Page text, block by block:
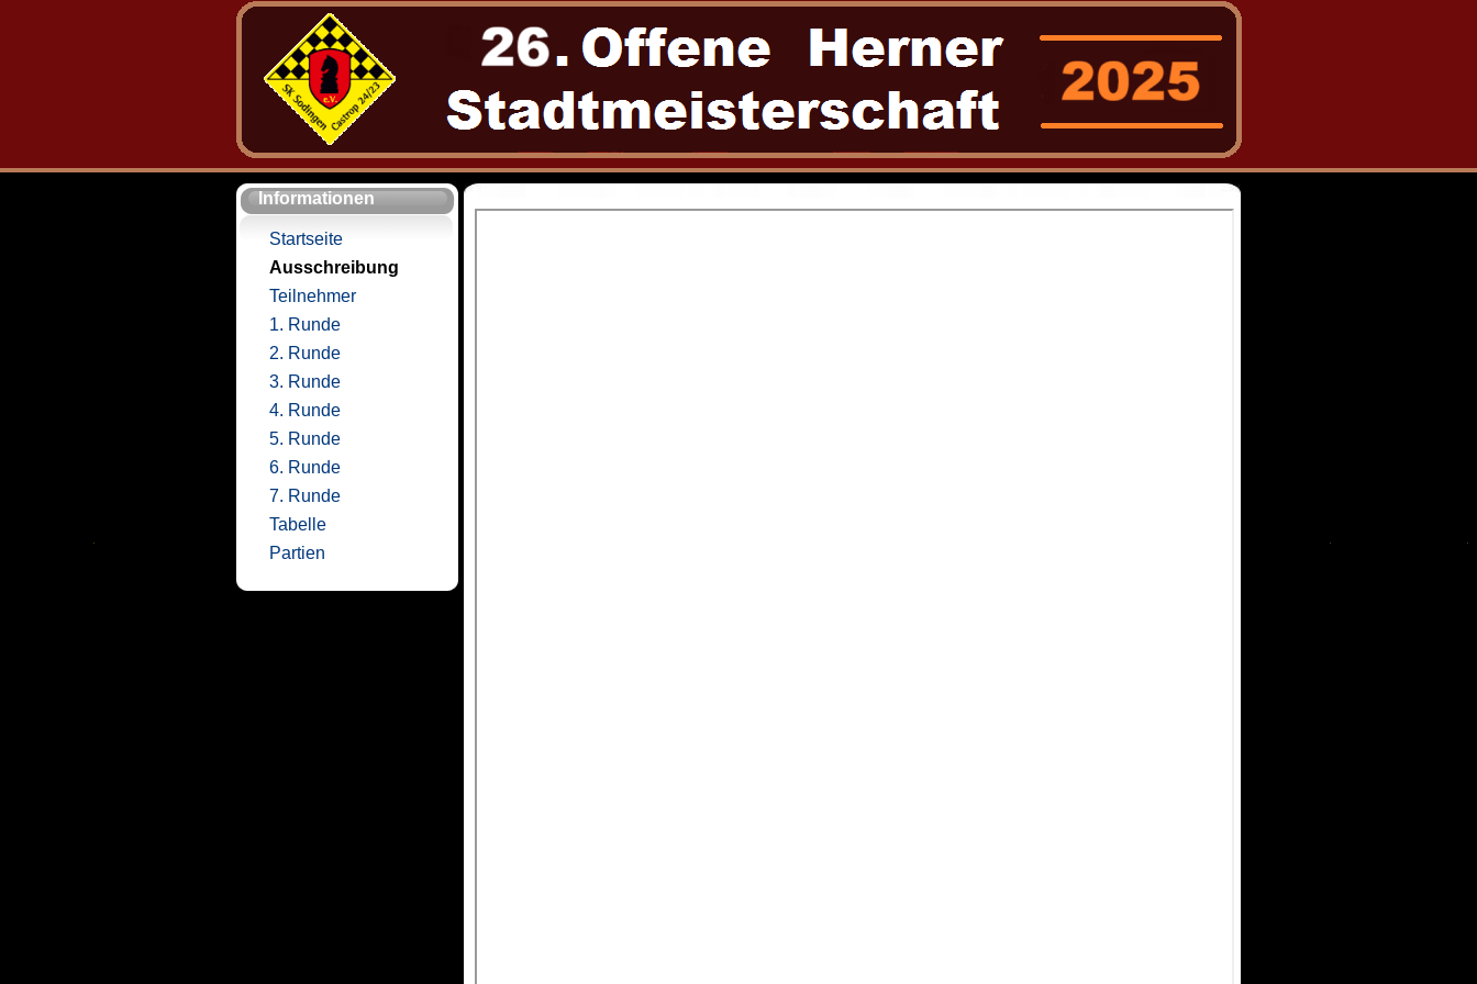
Informationen
Startseite
Ausschreibung
Teilnehmer
1. Runde
2. Runde
3. Runde
4. Runde
5. Runde
6. Runde
7. Runde
Tabelle
Partien